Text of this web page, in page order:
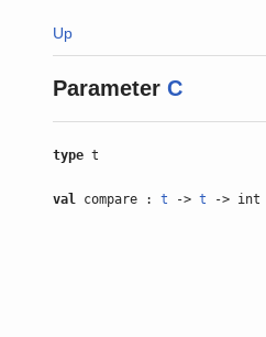
Up
Parameter C
type t
val compare : t -> t -> int